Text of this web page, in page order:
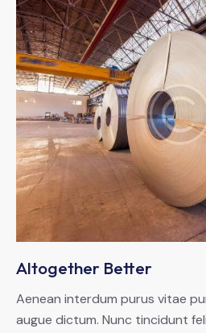
Altogether Better
Aenean interdum purus vitae
augue dictum. Nunc tincidunt